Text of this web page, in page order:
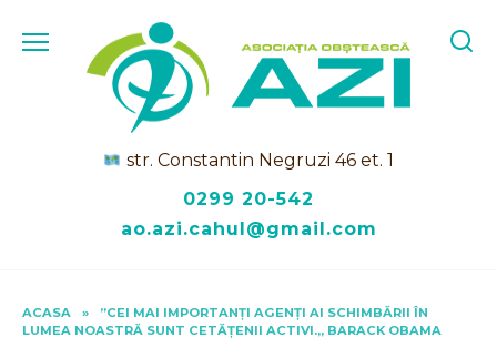
str. Constantin Negruzi 46 et. 1
0299 20-542
ao.azi.cahul@gmail.com
ACASA »
”CEI MAI IMPORTANȚI AGENȚI AI SCHIMBĂRII ÎN
LUMEA NOASTRĂ SUNT CETĂȚENII ACTIVI.„ BARACK OBAMA